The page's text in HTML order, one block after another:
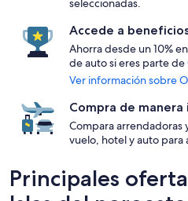
seleccionadas.
Accede a
Ahorra desde un 10%
de auto si eres parte de
Ver información sobre
Compra de
Compara arrendadoras
vuelo, hotel y auto para
Principales